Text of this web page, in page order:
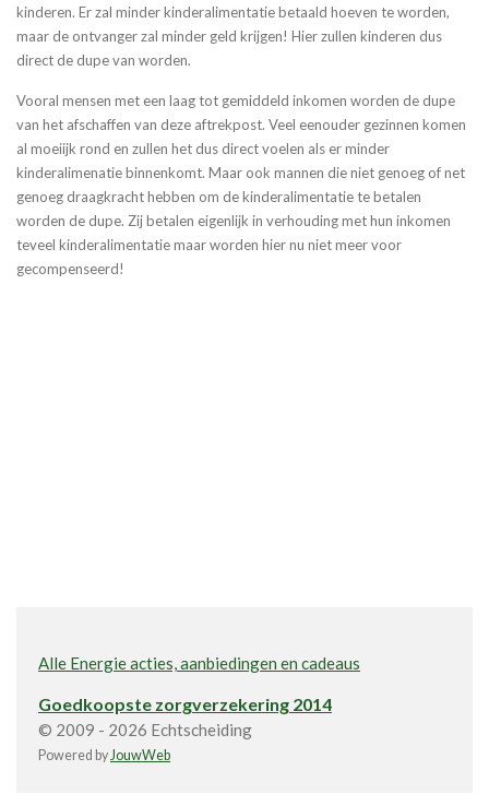
kinderen. Er zal minder kinderalimentatie betaald hoeven te worden,
maar de ontvanger zal minder geld krijgen! Hier zullen kinderen dus
direct de dupe van worden.
Vooral mensen met een laag tot gemiddeld inkomen worden de dupe
van het afschaffen van deze aftrekpost. Veel eenouder gezinnen komen
al moeiijk rond en zullen het dus direct voelen als er minder
kinderalimenatie binnenkomt. Maar ook mannen die niet genoeg of net
genoeg draagkracht hebben om de kinderalimentatie te betalen
worden de dupe. Zij betalen eigenlijk in verhouding met hun inkomen
teveel kinderalimentatie maar worden hier nu niet meer voor
gecompenseerd!
Alle Energie acties, aanbiedingen en cadeaus
Goedkoopste zorgverzekering 2014
© 2009 - 2026 Echtscheiding
Powered byJouwWeb